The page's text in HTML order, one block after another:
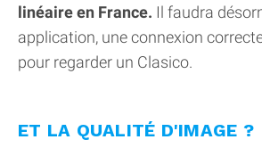
linéaire en France. Il faudra
application, une connexion
pour regarder un Clasico.
ET LA QUALITÉ D'IMAGE ?